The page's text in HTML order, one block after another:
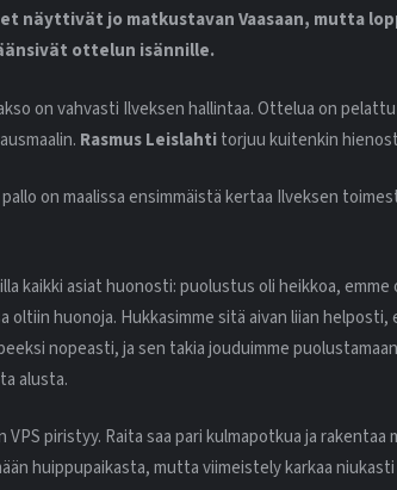
näyttivät jo matkustavan Vaasaan, mutta
ottelun isännille.
on vahvasti Ilveksen hallintaa. Ottelua on
Rasmus Leislahtitorjuu kuitenkin
on maalissa ensimmäistä kertaa Ilveksen
kaikki asiat huonosti: puolustus oli heikkoa,
oltiin huonoja. Hukkasimme sitä aivan liian
nopeasti, ja sen takia jouduimme
alusta.
VPS piristyy. Raita saa pari kulmapotkua ja rakentaa
huippupaikasta, mutta viimeistely karkaa niukasti